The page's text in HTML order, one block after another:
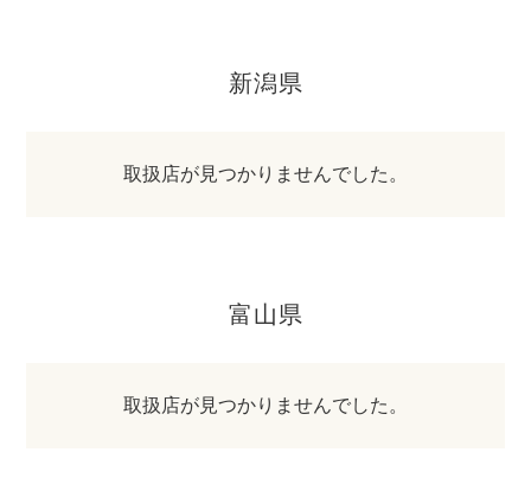
新潟県
取扱店が見つかりませんでした。
富山県
取扱店が見つかりませんでした。